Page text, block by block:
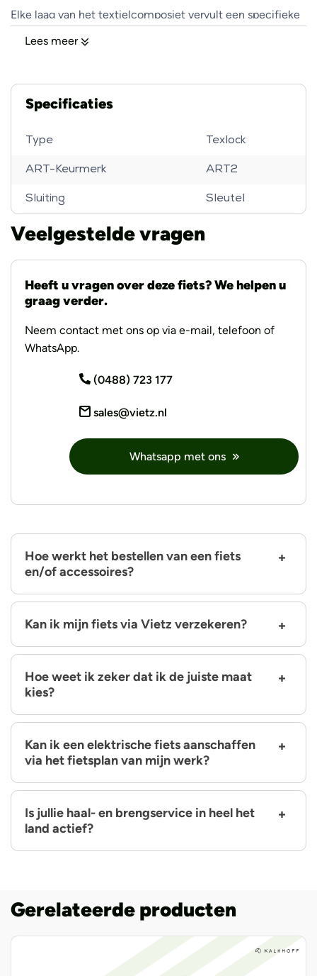
Elke laag van het textielcomposiet vervult een specifieke
functie en beschermt zo tegen aanvallen met
elkaar afgestemd en uitgebreid getest. In de 2.0-versie
werd vooral de zaagweerstand aanzienlijk verbeterd.
speciaal is ontwikkeld voor beveiliging op textielbasis.
Lees meer
Specificaties
Type Texlock
ART-Keurmerk ART2
Sluiting Sleutel
Veelgestelde vragen
Heeft u vragen over deze fiets? We helpen u
graag verder.
Neem contact met ons op via e-mail, telefoon of
WhatsApp.
(0488) 723 177
sales@vietz.nl
Whatsapp met ons
Hoe werkt het bestellen van een fiets
en/of accessoires?
Kan ik mijn fiets via Vietz verzekeren?
Hoe weet ik zeker dat ik de juiste maat
kies?
Kan ik een elektrische fiets aanschaffen
via het fietsplan van mijn werk?
Is jullie haal- en brengservice in heel het
land actief?
Gerelateerde producten